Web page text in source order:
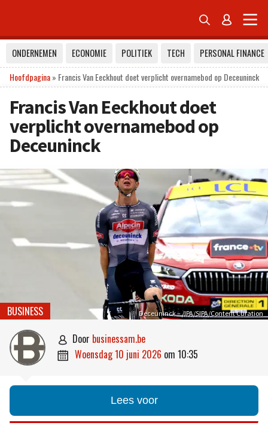
 
ONDERNEMEN ECONOMIE POLITIEK TECH
PERSONAL FINANCE
Hoofdpagina» Francis Van Eeckhout doet verplicht overnamebod op Deceuninck
Francis Van Eeckhout doet
verplicht overnamebod op
Deceuninck
Deceuninck – /IPA/SIPA/Content Curation
BUSINESS
 door businessam.be
 woensdag 10 juni 2026 om 10:35
Lees voor